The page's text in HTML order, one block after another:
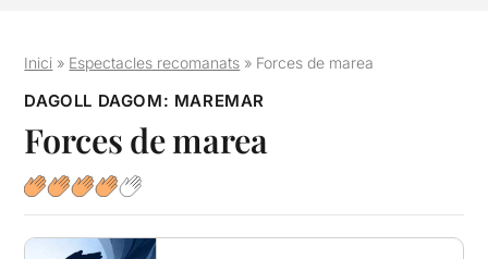
Inici » Espectacles recomanats » Forces de marea
DAGOLL DAGOM: MAREMAR
Forces de marea